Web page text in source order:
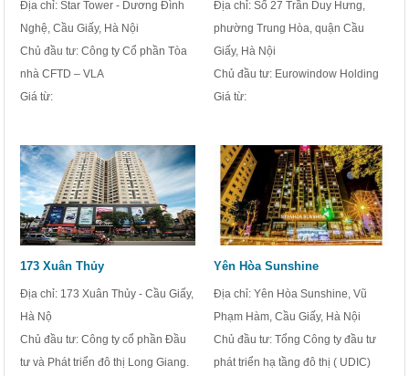
Địa chỉ: Star Tower - Dương Đình
Nghệ, Cầu Giấy, Hà Nội
Chủ đầu tư: Công ty Cổ phần Tòa
nhà CFTD – VLA
Giá từ:
Địa chỉ: Số 27 Trần Duy Hưng,
phường Trung Hòa, quận Cầu
Giấy, Hà Nội
Chủ đầu tư: Eurowindow Holding
Giá từ:
173 Xuân Thủy
Địa chỉ: 173 Xuân Thủy - Cầu Giấy,
Hà Nộ
Chủ đầu tư: Công ty cổ phần Đầu
tư và Phát triển đô thị Long Giang.
Yên Hòa Sunshine
Địa chỉ: Yên Hòa Sunshine, Vũ
Phạm Hàm, Cầu Giấy, Hà Nội
Chủ đầu tư: Tổng Công ty đầu tư
phát triển hạ tầng đô thị ( UDIC)